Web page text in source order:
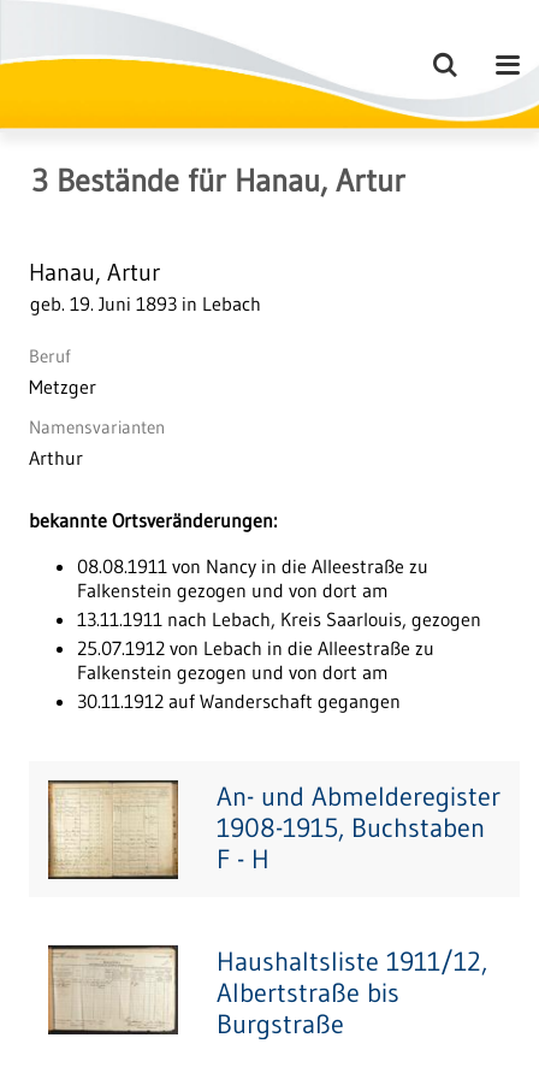
3 Bestände für Hanau, Artur
bekannte Ortsveränderungen:
08.08.1911 von Nancy in die Alleestraße zu
Falkenstein gezogen und von dort am
13.11.1911 nach Lebach, Kreis Saarlouis, gezogen
25.07.1912 von Lebach in die Alleestraße zu
Falkenstein gezogen und von dort am
30.11.1912 auf Wanderschaft gegangen
Hanau, Artur
geb. 19. Juni 1893 in Lebach
Beruf
Metzger
Namensvarianten
Arthur
An- und Abmelderegister
1908-1915, Buchstaben
F - H
Haushaltsliste 1911/12,
Albertstraße bis
Burgstraße